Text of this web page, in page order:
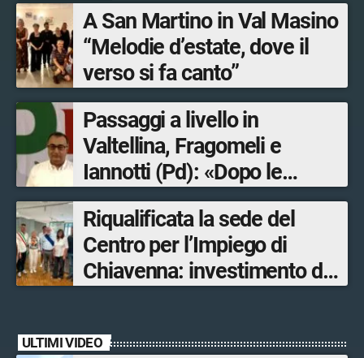
A San Martino in Val Masino
“Melodie d’estate, dove il
verso si fa canto”
Passaggi a livello in
Valtellina, Fragomeli e
Iannotti (Pd): «Dopo le
Olimpiadi solo un terzo delle
opere sostitutive sarà
ultimato entro il 2026»
Riqualificata la sede del
Centro per l’Impiego di
Chiavenna: investimento da
ULTIMI VIDEO